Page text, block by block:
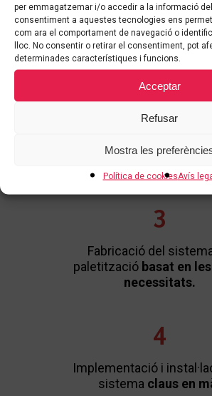
per emmagatzemar i/o accedir a la informació
consentiment a aquestes tecnologies ens
com ara el comportament de navegació o
lloc. No consentir o retirar el consentiment, pot
determinades característiques i funcions.
Acceptar
Refusar
Mostra les
Política de cookiesAvís
1
Demana informació a
nostres assessors.
2
Disseny delconcepte
3
Fabricació del
paletització basat en
necessitats.
4
Implementació i
sistema claus en